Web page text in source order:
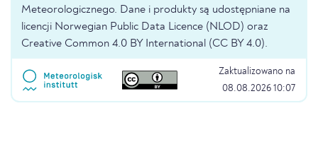
Meteorologicznego. Dane i produkty są udostępniane na
licencji Norwegian Public Data Licence (NLOD) oraz
Creative Common 4.0 BY International (CC BY 4.0).
Zaktualizowano na
08.08.2026 10:07